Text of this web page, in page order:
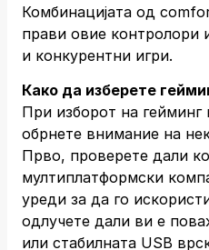
Комбинацијата од
прави овие контролори
и конкурентни игри.
Како да изберете
При изборот на
обрнете внимание на
Прво, проверете дали
мултиплатформски
уреди за да го
одлучете дали ви е
или стабилната USB